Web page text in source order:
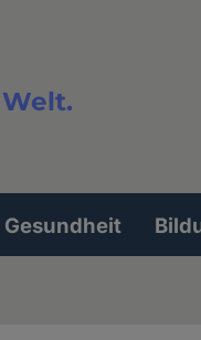
Gesundheit